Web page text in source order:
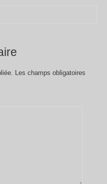
Les champs obligatoires